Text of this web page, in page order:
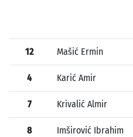
12 Mašić Ermin
4 Karić Amir
7 Krivalić Almir
8 Imširović Ibrahim